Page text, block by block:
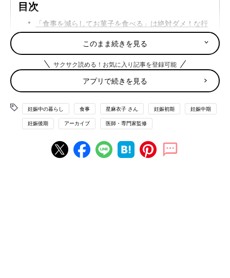
目次
「食事を減らしてお菓子を食べる」は絶対ダメ！な行
動
管理栄養士がすすめる「おやつを食べすぎない」ルー
ル３
行動
と思っている人はいませんか？ これ、おなかの赤ちゃんの成長
に、悪影響を与えるかもしれません。
このまま続きを見る
サクサク読める！お気に入り記事を登録可能
アプリで続きを見る
妊娠中の暮らし 食事 星麻衣子 さん 妊娠初期 妊娠中期
妊娠後期 アーカイブ 医師・専門家監修